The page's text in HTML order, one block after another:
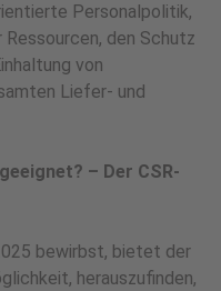
Personalpolitik,
den Schutz
von
Liefer- und
– Der CSR-
bewirbst, bietet der
herauszufinden,